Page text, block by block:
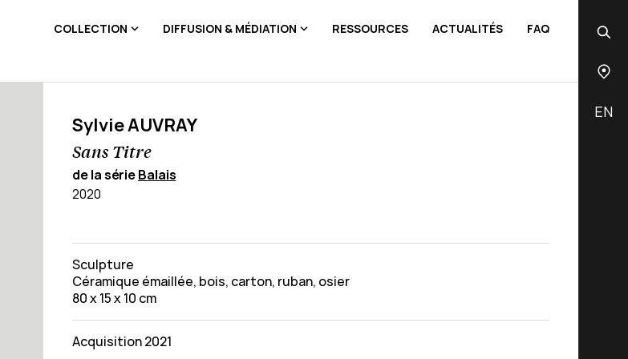
EN
COLLECTION DIFFUSION & MÉDIATION RESSOURCES ACTUALITÉS FAQ
Sylvie AUVRAY
Sans Titre
de la sérieBalais
2020
Sculpture
Céramique émaillée, bois, carton, ruban, osier
80 x 15 x 10 cm
Acquisition 2021